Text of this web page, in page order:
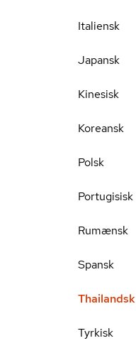
Italiensk
Japansk
Kinesisk
Koreansk
Polsk
Portugisisk
Rumænsk
Spansk
Thailandsk
Tyrkisk